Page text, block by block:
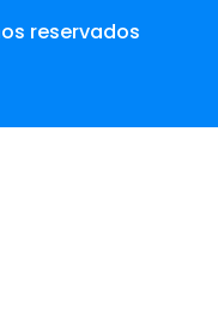
reservados